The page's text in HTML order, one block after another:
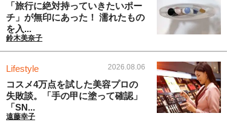
「旅行に絶対持っていきたいポー
チ」が無印にあった！ 濡れたもの
を入...
鈴木美奈子
Lifestyle 2026.08.06
コスメ4万点を試した美容プロの
失敗談。「手の甲に塗って確認」
「SN...
遠藤幸子